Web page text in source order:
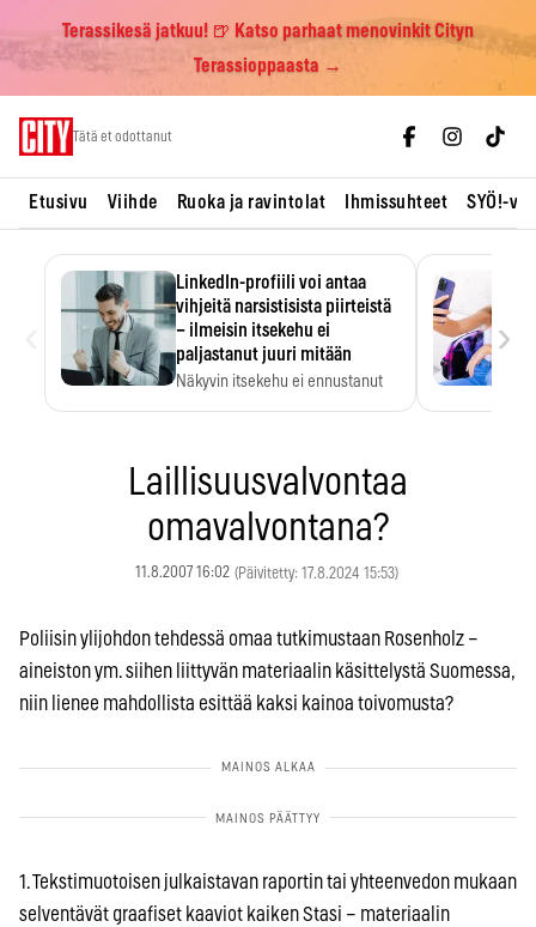
Terassikesä jatkuu! 🍺 Katso parhaat menovinkit Cityn
Terassioppaasta →
Tätä et odottanut
Etusivu Viihde Ruoka ja ravintolat Ihmissuhteet SYÖ!-
LinkedIn-profiili voi antaa
vihjeitä narsistisista piirteistä
– ilmeisin itsekehu ei
paljastanut juuri mitään
Näkyvin itsekehu ei ennustanut
›
Laillisuusvalvontaa
omavalvontana?
11.8.2007 16:02 (Päivitetty: 17.8.2024 15:53)
Poliisin ylijohdon tehdessä omaa tutkimustaan Rosenholz –
aineiston ym. siihen liittyvän materiaalin käsittelystä Suomessa,
niin lienee mahdollista esittää kaksi kainoa toivomusta?
1. Tekstimuotoisen julkaistavan raportin tai yhteenvedon mukaan
selventävät graafiset kaaviot kaiken Stasi – materiaalin